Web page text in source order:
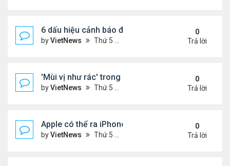
6 dấu hiệu cảnh báo đau tim ở phụ nữ cần lưu ý
byVietNews Thứ 5 Tháng 8 18, 2022 5:09 pm
0
Trả lời
'Mùi vị như rác' trong miệng sau khi uống thuốc
byVietNews Thứ 5 Tháng 8 18, 2022 4:39 pm
0
Trả lời
Apple có thể ra iPhone 14 ngày 7/9
byVietNews Thứ 5 Tháng 8 18, 2022 4:20 pm
0
Trả lời